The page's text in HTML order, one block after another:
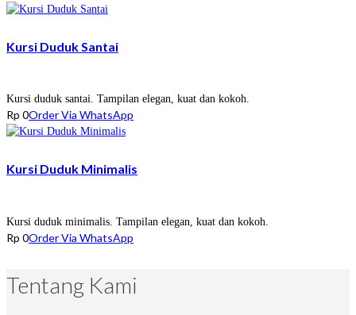
Kursi Duduk Santai
Kursi duduk santai. Tampilan elegan, kuat dan kokoh.
Rp 0Order Via WhatsApp
Kursi Duduk Minimalis
Kursi duduk minimalis. Tampilan elegan, kuat dan kokoh.
Rp 0Order Via WhatsApp
Tentang Kami